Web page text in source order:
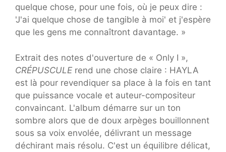
quelque chose, pour une fois, où je peux dire :
'J'ai quelque chose de tangible à moi' et j'espère
que les gens me connaîtront davantage. »
Extrait des notes d'ouverture de « Only I »,
CRÉPUSCULE rend une chose claire : HAYLA
est là pour revendiquer sa place à la fois en tant
que puissance vocale et auteur-compositeur
convaincant. L'album démarre sur un ton
sombre alors que de doux arpèges bouillonnent
sous sa voix envolée, délivrant un message
déchirant mais résolu. C'est un équilibre délicat,